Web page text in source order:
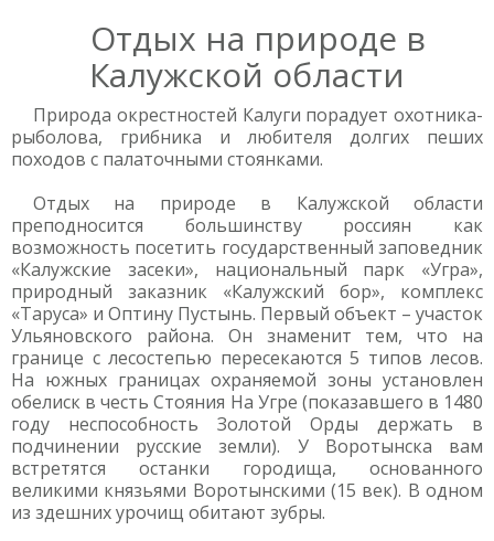
Отдых на природе в
Калужской области
Природа окрестностей Калуги порадует охотника-
рыболова, грибника и любителя долгих пеших
походов с палаточными стоянками.
Отдых на природе в Калужской области
преподносится большинству россиян как
возможность посетить государственный заповедник
«Калужские засеки», национальный парк «Угра»,
природный заказник «Калужский бор», комплекс
«Таруса» и Оптину Пустынь. Первый объект – участок
Ульяновского района. Он знаменит тем, что на
границе с лесостепью пересекаются 5 типов лесов.
На южных границах охраняемой зоны установлен
обелиск в честь Стояния На Угре (показавшего в 1480
году неспособность Золотой Орды держать в
подчинении русские земли). У Воротынска вам
встретятся останки городища, основанного
великими князьями Воротынскими (15 век). В одном
из здешних урочищ обитают зубры.